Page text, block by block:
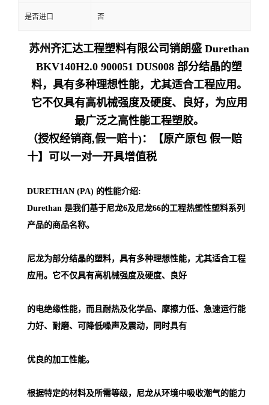
是否进口 否
苏州齐汇达工程塑料有限公司销朗盛 Durethan
BKV140H2.0 900051 DUS008 部分结晶的塑
料，具有多种理想性能，尤其适合工程应用。
它不仅具有高机械强度及硬度、良好，为应用
最广泛之高性能工程塑胶。
（授权经销商,假一赔十)：【原产原包 假一赔
十】可以一对一开具增值税
DURETHAN (PA) 的性能介绍:
Durethan 是我们基于尼龙6及尼龙66的工程热塑性塑料系列
产品的商品名称。
尼龙为部分结晶的塑料，具有多种理想性能，尤其适合工程
应用。它不仅具有高机械强度及硬度、良好
的电绝缘性能，而且耐热及化学品、摩擦力低、急速运行能
力好、耐磨、可降低噪声及震动，同时具有
优良的加工性能。
根据特定的材料及所需等级，尼龙从环境中吸收潮气的能力